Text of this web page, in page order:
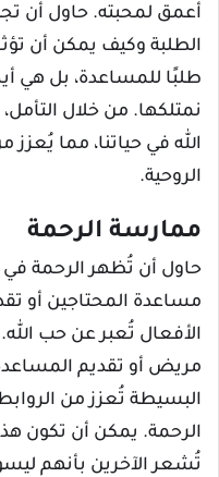
أعمق لمحبته. حاول أن
الطلبة وكيف يمكن أن
طلبًا للمساعدة، بل هي
نمتلكها. من خلال
الله في حياتنا، مما يُعزز
الروحية.
ممارسة الرحمة
حاول أن تُظهر الرحمة في
مساعدة المحتاجين أو
الأفعال تُعبر عن حب
مريض أو تقديم
البسيطة تُعزز من
الرحمة. يمكن أن تكون
تُشعر الآخرين بأنهم